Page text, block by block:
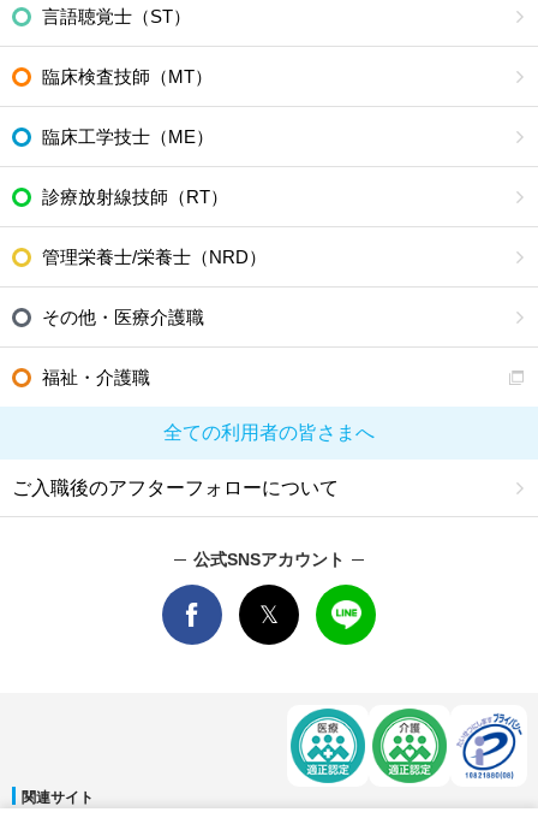
言語聴覚士（ST）
臨床検査技師（MT）
臨床工学技士（ME）
診療放射線技師（RT）
管理栄養士/栄養士（NRD）
その他・医療介護職
福祉・介護職
全ての利用者の皆さまへ
ご入職後のアフターフォローについて
公式SNSアカウント
関連サイト